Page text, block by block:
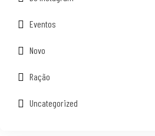
Eventos
Novo
Ração
Uncategorized